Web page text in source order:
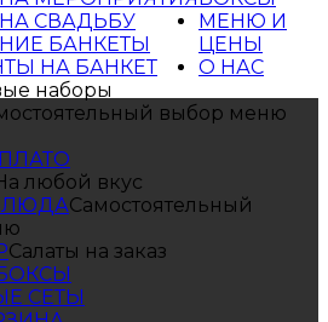
СВАДЬБУ
БАНКЕТЫ
НА БАНКЕТ
наборы
выбор меню
любой вкус
Самостоятельный
Салаты на заказ
СЕТЫ
МЕНЮ И
ЦЕНЫ
О НАС